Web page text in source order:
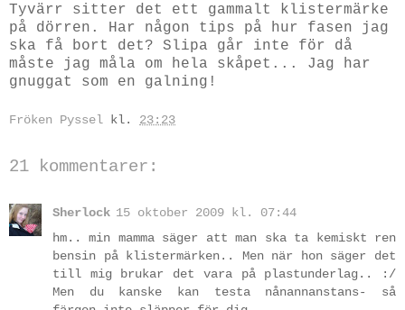
Tyvärr sitter det ett gammalt klistermärke
på dörren. Har någon tips på hur fasen jag
ska få bort det? Slipa går inte för då
måste jag måla om hela skåpet... Jag har
gnuggat som en galning!
Fröken Pyssel kl. 23:23
21 kommentarer:
Sherlock 15 oktober 2009 kl. 07:44
hm.. min mamma säger att man ska ta kemiskt ren
bensin på klistermärken.. Men när hon säger det
till mig brukar det vara på plastunderlag.. :/
Men du kanske kan testa nånannanstans- så